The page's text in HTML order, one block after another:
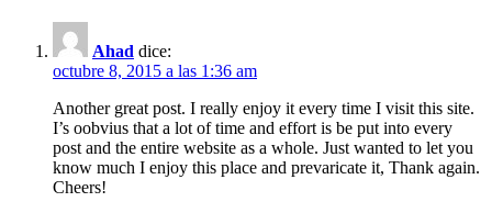
Ahad dice:
octubre 8, 2015 a las 1:36 am
Another great post. I really enjoy it every time I visit this site.
I’s oobvius that a lot of time and effort is be put into every
post and the entire website as a whole. Just wanted to let you
know much I enjoy this place and prevaricate it, Thank again.
Cheers!